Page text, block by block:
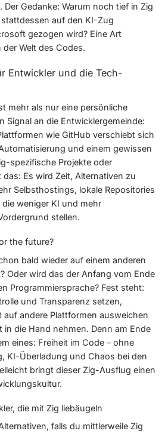
Der Gedanke: Warum noch tief in Zig
auf den KI-Zug
gezogen wird? Eine Art
Welt des Codes.
Entwickler und die Tech-
mehr als nur eine persönliche
Signal an die Entwicklergemeinde:
wie GitHub verschiebt sich
und einem gewissen
spezifische Projekte oder
Es wird Zeit, Alternativen zu
Selbsthostings, lokale Repositories
weniger KI und mehr
stellen.
the future?
bald wieder auf einem anderen
Oder wird das der Anfang vom Ende
Programmiersprache? Fest steht:
und Transparenz setzen,
andere Plattformen ausweichen
in die Hand nehmen. Denn am Ende
eines: Freiheit im Code – ohne
KI-Überladung und Chaos bei den
bringt dieser Zig-Ausflug einen
die mit Zig liebäugeln
falls du mittlerweile Zig